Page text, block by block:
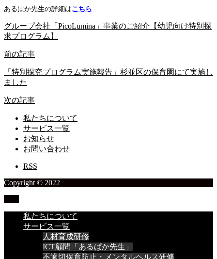
あるぱか先生の詳細はこちら
グループ会社「PicoLumina」事業のご紹介【幼児向け特別探
求プログラム】
前の記事
「特別探究プログラム実施報告」杉並区の保育園にて実施し
ました
次の記事
私たちについて
サービス一覧
お知らせ
お問い合わせ
RSS
Copyright © 2022
私たちについて
サービス一覧
人材育成研修
ICT顧問「あるぱか先生」
不適切保育防止・メンタルヘルス研修